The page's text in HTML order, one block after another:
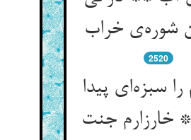
شوره‌ی خراب
2520
را سبزه‌ای پیدا
خارزارم جنت